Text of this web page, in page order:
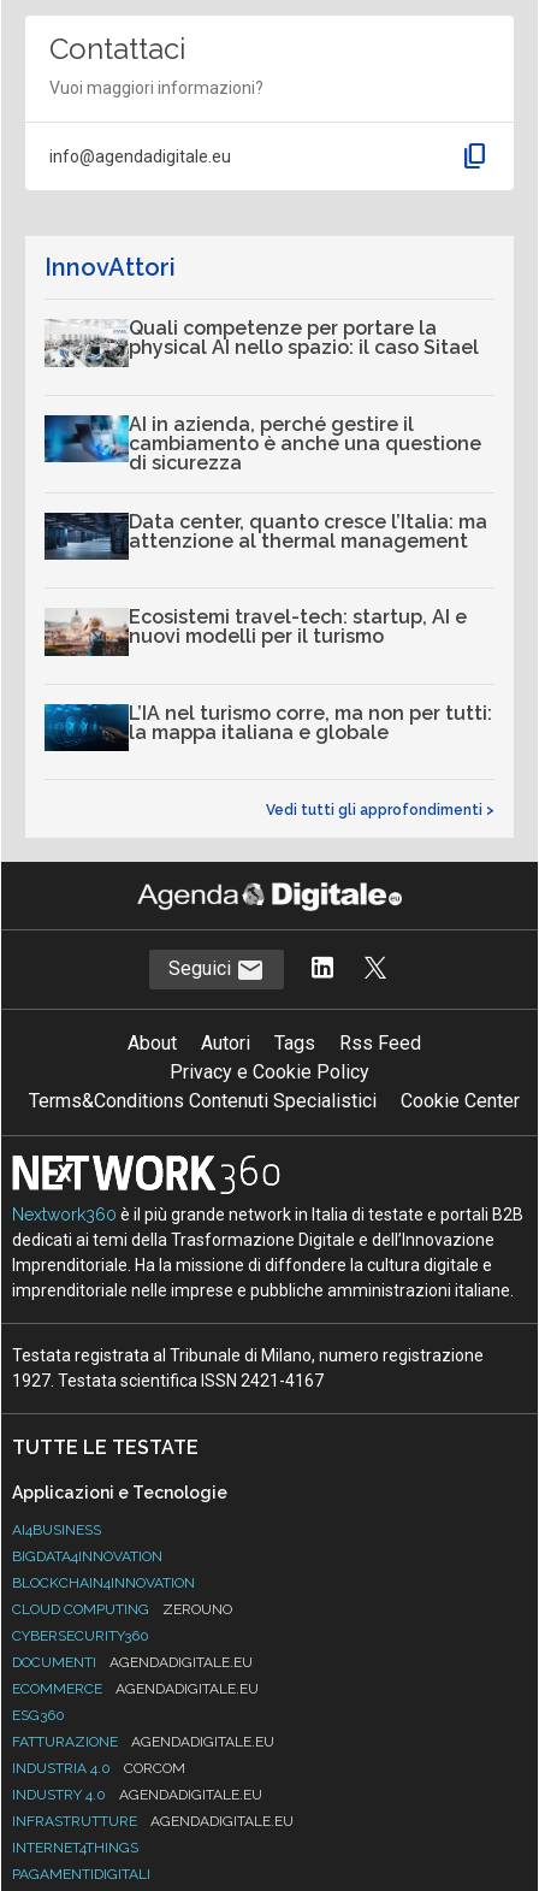
Contattaci
Vuoi maggiori informazioni?
info@agendadigitale.eu content_copy
InnovAttori
Quali competenze per portare la
physical AI nello spazio: il caso Sitael
AI in azienda, perché gestire il
cambiamento è anche una questione
di sicurezza
Data center, quanto cresce l’Italia: ma
attenzione al thermal management
Ecosistemi travel-tech: startup, AI e
nuovi modelli per il turismo
L’IA nel turismo corre, ma non per tutti:
la mappa italiana e globale
Vedi tutti gli approfondimenti >
Seguici
About Autori Tags
Rss Feed
Privacy e Cookie Policy
Terms&Conditions Contenuti Specialistici
Cookie Center
Nextwork360 è il più grande network in Italia di testate e portali B2B
dedicati ai temi della Trasformazione Digitale e dell’Innovazione
Imprenditoriale. Ha la missione di diffondere la cultura digitale e
imprenditoriale nelle imprese e pubbliche amministrazioni italiane.
Testata registrata al Tribunale di Milano, numero registrazione
1927. Testata scientifica ISSN 2421-4167
TUTTE LE TESTATE
Applicazioni e Tecnologie
AI4BUSINESS
BIGDATA4INNOVATION
BLOCKCHAIN4INNOVATION
CLOUD COMPUTING
ZEROUNO
CYBERSECURITY360
DOCUMENTI
AGENDADIGITALE.EU
ECOMMERCE
AGENDADIGITALE.EU
ESG360
FATTURAZIONE
AGENDADIGITALE.EU
INDUSTRIA 4.0
CORCOM
INDUSTRY 4.0
AGENDADIGITALE.EU
INFRASTRUTTURE
AGENDADIGITALE.EU
INTERNET4THINGS
PAGAMENTIDIGITALI